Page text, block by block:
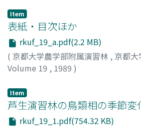
Item
表紙・目次ほか
rkuf_19_a.pdf(2.2 MB)
( 京都大学農学部附属演習林 , 京都大
Volume 19 , 1989 )
Item
芦生演習林の鳥類相の季節変
rkuf_19_1.pdf(754.32 KB)